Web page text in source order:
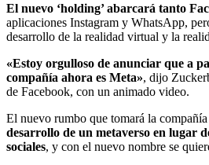
El nuevo ‘holding’ abarcará tanto
aplicaciones Instagram y WhatsApp,
desarrollo de la realidad virtual y la
«Estoy orgulloso de anunciar que a
compañía ahora es Meta», dijo
de Facebook, con un animado video.
El nuevo rumbo que tomará la
desarrollo de un metaverso en lugar
sociales, y con el nuevo nombre se